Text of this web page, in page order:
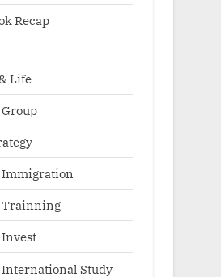
Recap
Life
Group
Immigration
Trainning
Invest
International Study